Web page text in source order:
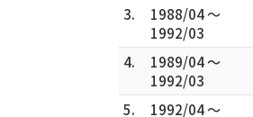
3.
1988/04 ～
1992/03
4.
1989/04 ～
1992/03
5.
1992/04 ～